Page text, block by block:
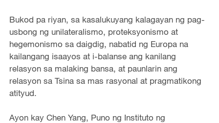
Bukod pa riyan, sa kasalukuyang kalagayan ng pag-
usbong ng unilateralismo, proteksyonismo at
hegemonismo sa daigdig, nabatid ng Europa na
kailangang isaayos at i-balanse ang kanilang
relasyon sa malaking bansa, at paunlarin ang
relasyon sa Tsina sa mas rasyonal at pragmatikong
atityud.
Ayon kay Chen Yang, Puno ng Instituto ng